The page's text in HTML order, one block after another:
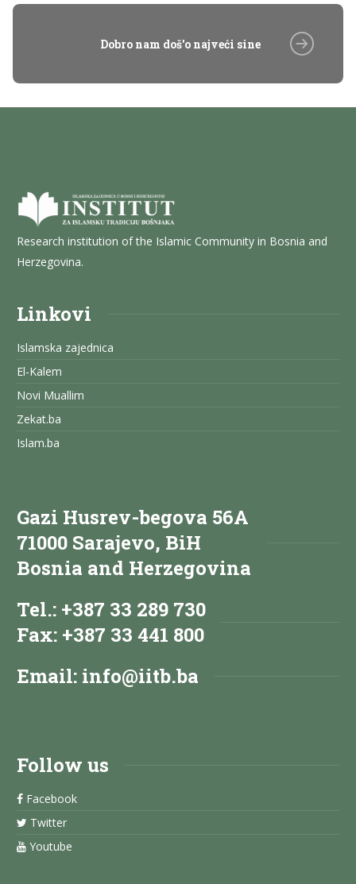
Dobro nam doš'o najveći sine
Research institution of the Islamic Community in Bosnia and
Herzegovina.
Linkovi
Islamska zajednica
El-Kalem
Novi Muallim
Zekat.ba
Islam.ba
Gazi Husrev-begova 56A
71000 Sarajevo, BiH
Bosnia and Herzegovina
Tel.: +387 33 289 730
Fax: +387 33 441 800
Email: info@iitb.ba
Follow us
Facebook
Twitter
Youtube